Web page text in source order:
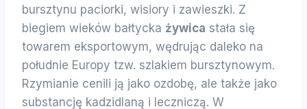
bursztynu paciorki, wisiory i zawieszki. Z
biegiem wieków bałtycka żywica stała się
towarem eksportowym, wędrując daleko na
południe Europy tzw. szlakiem bursztynowym.
Rzymianie cenili ją jako ozdobę, ale także jako
substancję kadzidlaną i leczniczą. W